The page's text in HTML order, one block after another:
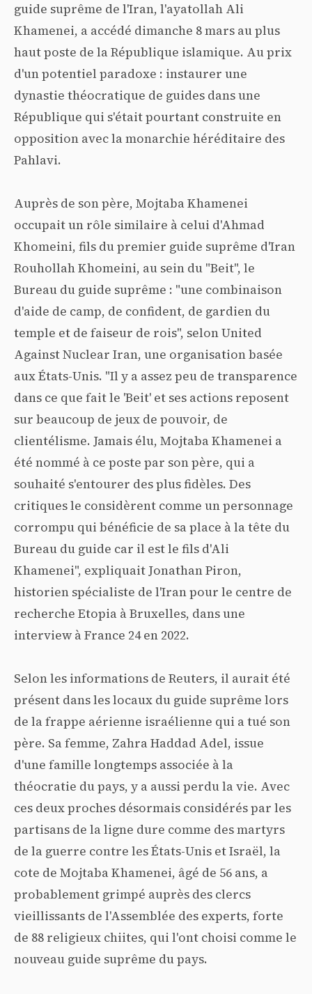
guide suprême de l'Iran, l'ayatollah Ali
Khamenei, a accédé dimanche 8 mars au plus
haut poste de la République islamique. Au prix
d'un potentiel paradoxe : instaurer une
dynastie théocratique de guides dans une
République qui s'était pourtant construite en
opposition avec la monarchie héréditaire des
Pahlavi.
Auprès de son père, Mojtaba Khamenei
occupait un rôle similaire à celui d'Ahmad
Khomeini, fils du premier guide suprême d'Iran
Rouhollah Khomeini, au sein du "Beit", le
Bureau du guide suprême : "une combinaison
d'aide de camp, de confident, de gardien du
temple et de faiseur de rois", selon United
Against Nuclear Iran, une organisation basée
aux États-Unis. "Il y a assez peu de transparence
dans ce que fait le 'Beit' et ses actions reposent
sur beaucoup de jeux de pouvoir, de
clientélisme. Jamais élu, Mojtaba Khamenei a
été nommé à ce poste par son père, qui a
souhaité s'entourer des plus fidèles. Des
critiques le considèrent comme un personnage
corrompu qui bénéficie de sa place à la tête du
Bureau du guide car il est le fils d'Ali
Khamenei", expliquait Jonathan Piron,
historien spécialiste de l'Iran pour le centre de
recherche Etopia à Bruxelles, dans une
interview à France 24 en 2022.
Selon les informations de Reuters, il aurait été
présent dans les locaux du guide suprême lors
de la frappe aérienne israélienne qui a tué son
père. Sa femme, Zahra Haddad Adel, issue
d'une famille longtemps associée à la
théocratie du pays, y a aussi perdu la vie. Avec
ces deux proches désormais considérés par les
partisans de la ligne dure comme des martyrs
de la guerre contre les États-Unis et Israël, la
cote de Mojtaba Khamenei, âgé de 56 ans, a
probablement grimpé auprès des clercs
vieillissants de l'Assemblée des experts, forte
de 88 religieux chiites, qui l'ont choisi comme le
nouveau guide suprême du pays.